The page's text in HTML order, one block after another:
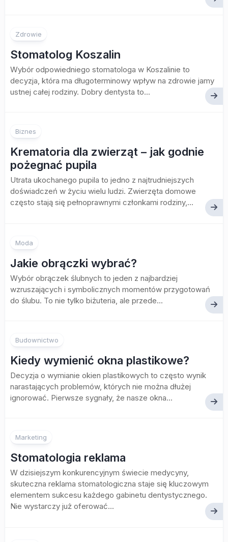
Zdrowie
Stomatolog Koszalin
Wybór odpowiedniego stomatologa w Koszalinie to
decyzja, która ma długoterminowy wpływ na zdrowie jamy
ustnej całej rodziny. Dobry dentysta to...
Biznes
Krematoria dla zwierząt – jak godnie
pożegnać pupila
Utrata ukochanego pupila to jedno z najtrudniejszych
doświadczeń w życiu wielu ludzi. Zwierzęta domowe
często stają się pełnoprawnymi członkami rodziny,...
Moda
Jakie obrączki wybrać?
Wybór obrączek ślubnych to jeden z najbardziej
wzruszających i symbolicznych momentów przygotowań
do ślubu. To nie tylko biżuteria, ale przede...
Budownictwo
Kiedy wymienić okna plastikowe?
Decyzja o wymianie okien plastikowych to często wynik
narastających problemów, których nie można dłużej
ignorować. Pierwsze sygnały, że nasze okna...
Marketing
Stomatologia reklama
W dzisiejszym konkurencyjnym świecie medycyny,
skuteczna reklama stomatologiczna staje się kluczowym
elementem sukcesu każdego gabinetu dentystycznego.
Nie wystarczy już oferować...